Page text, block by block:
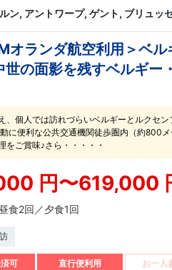
ン, アントワープ, ゲント, ブリュッ
オランダ航空利用＞ベ
の面影を残すベルギー
、個人では訪れづらいベルギーとルクセン
に便利な公共交通機関徒歩圏内（約800メ
をご賞味♪さら・・・・・
円〜619,000
食2回／夕食1回
可 直行便利用 お一人